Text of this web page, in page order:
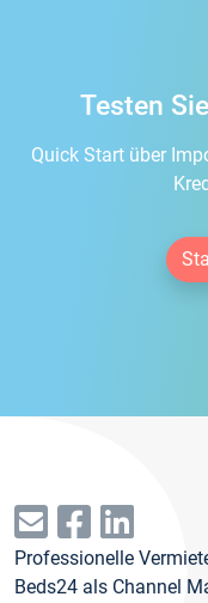
Testen
Quick Start über
Professionelle
Beds24 als Channel